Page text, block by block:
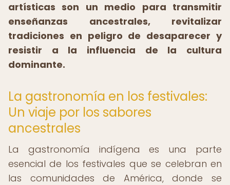
artísticas son un medio para transmitir
enseñanzas ancestrales, revitalizar
tradiciones en peligro de desaparecer y
resistir a la influencia de la cultura
dominante.
La gastronomía en los festivales:
Un viaje por los sabores
ancestrales
La gastronomía indígena es una parte
esencial de los festivales que se celebran en
las comunidades de América, donde se